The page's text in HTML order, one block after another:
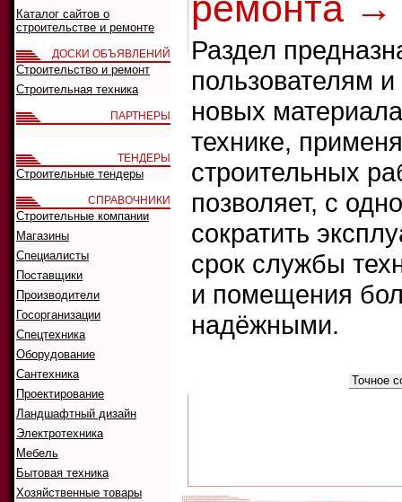
Раздел
пользователям
новых
технике,
строительных
позволяет, с
сократить
срок службы
и помещения
надёжными.
Каталог сайтов о
строительстве и ремонте
ДОСКИ ОБЪЯВЛЕНИЙ
Строительство и ремонт
Строительная техника
ПАРТНЕРЫ
ТЕНДЕРЫ
Строительные тендеры
СПРАВОЧНИКИ
Строительные компании
Магазины
Специалисты
Поставщики
Производители
Госорганизации
Спецтехника
Оборудование
Сантехника
Проектирование
Ландшафтный дизайн
Электротехника
Мебель
Бытовая техника
Хозяйственные товары